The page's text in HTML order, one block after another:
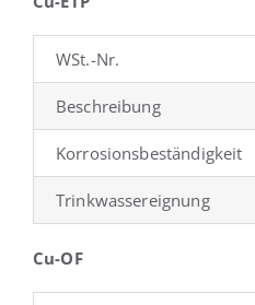
WSt.-Nr.
Beschreibung
Korrosionsbeständigkeit
Trinkwassereignung
Cu-OF